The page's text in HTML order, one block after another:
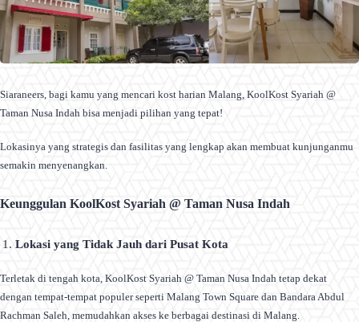
Siaraneers, bagi kamu yang mencari kost harian Malang, KoolKost Syariah @
Taman Nusa Indah bisa menjadi pilihan yang tepat!
Lokasinya yang strategis dan fasilitas yang lengkap akan membuat kunjunganmu
semakin menyenangkan.
Keunggulan KoolKost Syariah @ Taman Nusa Indah
Lokasi yang Tidak Jauh dari Pusat Kota
Terletak di tengah kota, KoolKost Syariah @ Taman Nusa Indah tetap dekat
dengan tempat-tempat populer seperti Malang Town Square dan Bandara Abdul
Rachman Saleh, memudahkan akses ke berbagai destinasi di Malang.